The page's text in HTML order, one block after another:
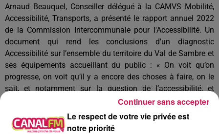
Arnaud Beauquel, Conseiller délégué à la CAMVS Mobilité,
Accessibilité, Transports, a présenté le rapport annuel 2022
de la Commission Intercommunale pour l'Accessibilité. Un
document qui rend les conclusions d'un diagnostic
Accessibilité sur l’ensemble du territoire du Val de Sambre et
ses équipements accueillant du public : « On voit qu’on
progresse, on voit qu’il y a encore des choses à faire, on le
sait, et notamment sur la question de l’accessibilité, et
notamment sur cette question de la chaîne de déplacements
Le respect de votre vie privée est
notre priorité
Continuer sans accepter